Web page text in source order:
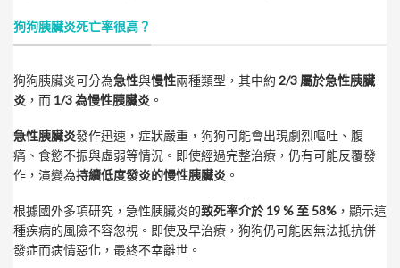
狗狗胰臟炎死亡率很高？
狗狗胰臟炎可分為急性與慢性兩種類型，其中約 2/3 屬於急性胰臟
炎 ，而 1/3 為慢性胰臟炎 。
急性胰臟炎發作迅速，症狀嚴重，狗狗可能會出現劇烈嘔吐、腹
痛、食慾不振與虛弱等情況。即使經過完整治療，仍有可能反覆發
作，演變為持續低度發炎的慢性胰臟炎 。
根據國外多項研究，急性胰臟炎的致死率介於 19 % 至 58% ，顯示這
種疾病的風險不容忽視。即使及早治療，狗狗仍可能因無法抵抗併
發症而病情惡化，最終不幸離世。